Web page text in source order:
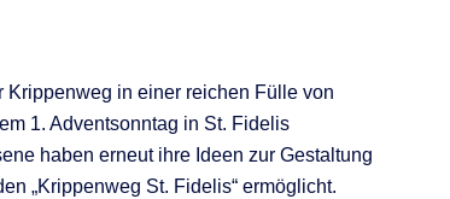
Krippenweg in einer reichen Fülle von
1. Adventsonntag in St. Fidelis
haben erneut ihre Ideen zur Gestaltung
„Krippenweg St. Fidelis“ ermöglicht.